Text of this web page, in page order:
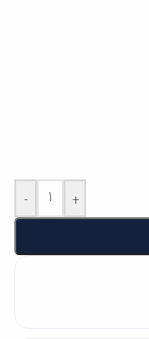
- +